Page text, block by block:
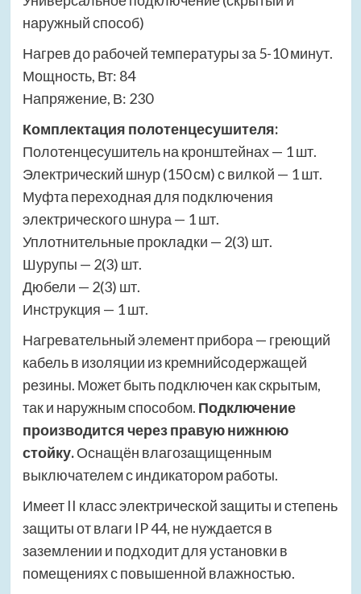
наружный способ)
Нагрев до рабочей температуры за 5-10 минут.
Мощность, Вт: 84
Напряжение, В: 230
Комплектация полотенцесушителя:
Полотенцесушитель на кронштейнах — 1 шт.
Электрический шнур (150 см) с вилкой — 1 шт.
Муфта переходная для подключения
электрического шнура — 1 шт.
Уплотнительные прокладки — 2(3) шт.
Шурупы — 2(3) шт.
Дюбели — 2(3) шт.
Инструкция — 1 шт.
Нагревательный элемент прибора — греющий
кабель в изоляции из кремнийсодержащей
резины. Может быть подключен как скрытым,
так и наружным способом. Подключение
производится через правую нижнюю
стойку.Оснащён влагозащищенным
выключателем с индикатором работы.
Имеет II класс электрической защиты и степень
защиты от влаги IP 44, не нуждается в
заземлении и подходит для установки в
помещениях с повышенной влажностью.